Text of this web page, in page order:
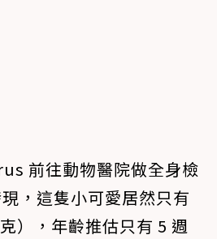
前往動物醫院做全身檢
，這隻小可愛居然只有
），年齡推估只有 5 週